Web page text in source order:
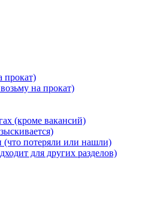
прокат)
на прокат)
(кроме вакансий)
(что потеряли или нашли)
для других разделов)